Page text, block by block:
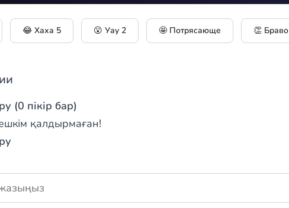
😂 Хаха 5 😮 Уау 2 🤩 Потрясающе 👏 Браво
(0 пікір бар)
ешкім қалдырмаған!